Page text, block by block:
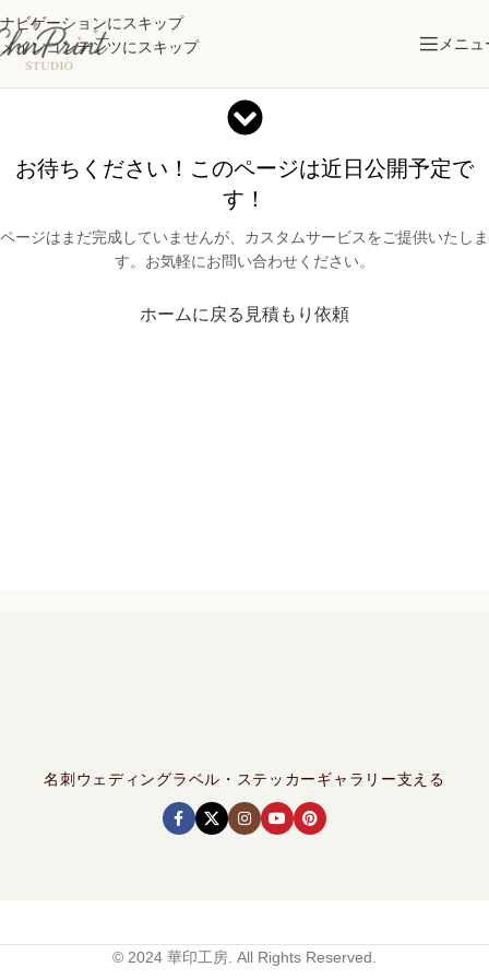
ナビゲーションにスキップ
メインコンテンツにスキップ
メニュ
お待ちください！このページは近日公開予定で
す！
ページはまだ完成していませんが、カスタムサービスをご提供いたしま
す。お気軽にお問い合わせください。
ホームに戻る 見積もり依頼
名刺ウェディングラベル・ステッカーギャラリー支える
© 2024 華印工房. All Rights Reserved.